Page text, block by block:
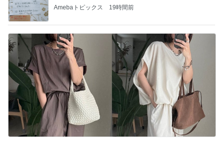
Amebaトピックス 19時間前